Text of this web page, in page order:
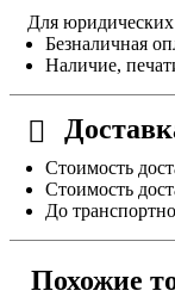
Для
Безналичная
Наличие,
Стоимость
Стоимость
До
Похожие